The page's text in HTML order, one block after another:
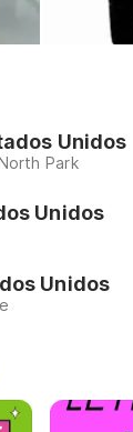
Unidos
Park
Unidos
Unidos